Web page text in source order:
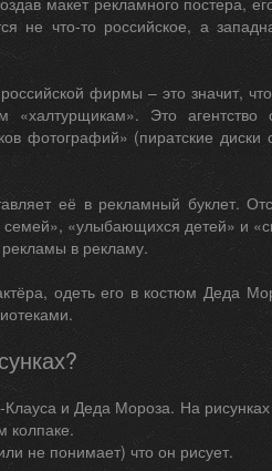
не что-то российское, а
фирмы – это значит,
«халтурщикам». Это
фотографий» (пиратские
её в рекламный буклет.
семей», «улыбающихся детей» и
в рекламу.
одеть его в костюм Деда
и Деда Мороза. На
колпаке.
не понимает) что он рисует.